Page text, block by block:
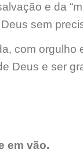
e da
sem
com
Deus e ser
em vão.